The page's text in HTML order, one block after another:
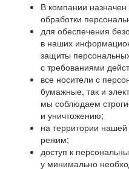
В компании назначен
обработки
для обеспечения
в наших
защиты
с требованиями
все носители с
бумажные, так и
мы соблюдаем
и уничтожению;
на территории
режим;
доступ к
у минимально